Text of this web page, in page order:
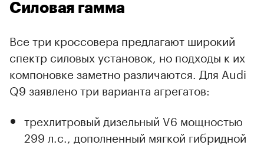
Силовая гамма
Все три кроссовера предлагают широкий
спектр силовых установок, но подходы к их
компоновке заметно различаются. Для Audi
Q9 заявлено три варианта агрегатов:
трехлитровый дизельный V6 мощностью
299 л.с., дополненный мягкой гибридной